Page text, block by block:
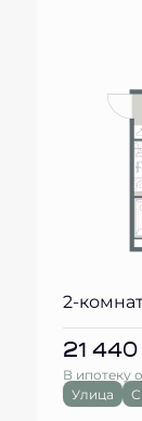
2-
21
В ипотеку
Улица